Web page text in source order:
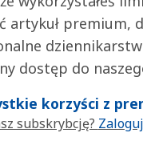
premium,
dostęp do
korzyści z
subskrybcję?